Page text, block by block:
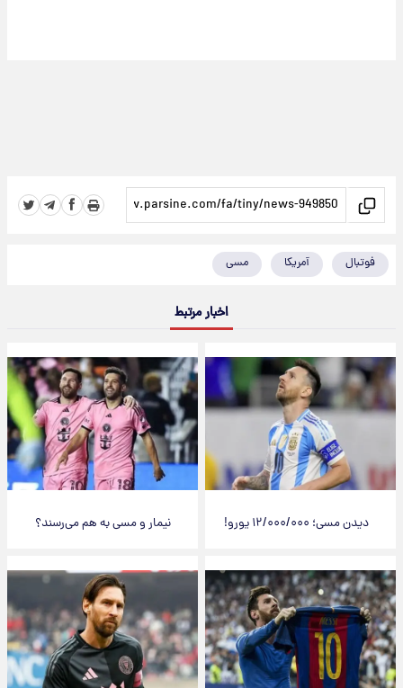
فوتبال آمریکا مسی
اخبار مرتبط
دیدن مسی؛ ۱۲/۰۰۰/۰۰۰ یورو! نیمار و مسی به هم می‌رسند؟